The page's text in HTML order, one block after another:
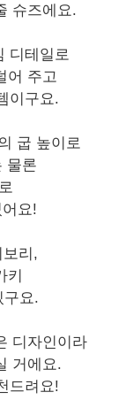
슈즈에요.
디테일로
어 주고
이구요.
굽 높이로
물론
요!
리,
키
구요.
디자인이라
거에요.
드려요!